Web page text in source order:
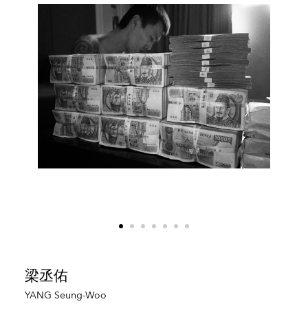
梁丞佑
YANG Seung-Woo